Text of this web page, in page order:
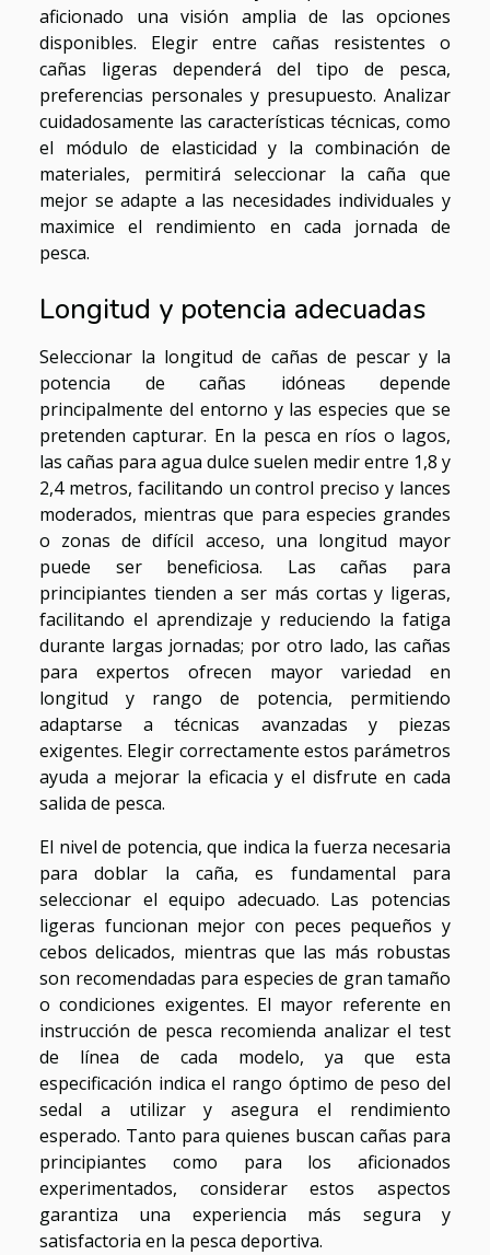
aficionado una visión amplia de las opciones
disponibles. Elegir entre cañas resistentes o
cañas ligeras dependerá del tipo de pesca,
preferencias personales y presupuesto. Analizar
cuidadosamente las características técnicas, como
el módulo de elasticidad y la combinación de
materiales, permitirá seleccionar la caña que
mejor se adapte a las necesidades individuales y
maximice el rendimiento en cada jornada de
pesca.
Longitud y potencia adecuadas
Seleccionar la longitud de cañas de pescar y la
potencia de cañas idóneas depende
principalmente del entorno y las especies que se
pretenden capturar. En la pesca en ríos o lagos,
las cañas para agua dulce suelen medir entre 1,8 y
2,4 metros, facilitando un control preciso y lances
moderados, mientras que para especies grandes
o zonas de difícil acceso, una longitud mayor
puede ser beneficiosa. Las cañas para
principiantes tienden a ser más cortas y ligeras,
facilitando el aprendizaje y reduciendo la fatiga
durante largas jornadas; por otro lado, las cañas
para expertos ofrecen mayor variedad en
longitud y rango de potencia, permitiendo
adaptarse a técnicas avanzadas y piezas
exigentes. Elegir correctamente estos parámetros
ayuda a mejorar la eficacia y el disfrute en cada
salida de pesca.
El nivel de potencia, que indica la fuerza necesaria
para doblar la caña, es fundamental para
seleccionar el equipo adecuado. Las potencias
ligeras funcionan mejor con peces pequeños y
cebos delicados, mientras que las más robustas
son recomendadas para especies de gran tamaño
o condiciones exigentes. El mayor referente en
instrucción de pesca recomienda analizar el test
de línea de cada modelo, ya que esta
especificación indica el rango óptimo de peso del
sedal a utilizar y asegura el rendimiento
esperado. Tanto para quienes buscan cañas para
principiantes como para los aficionados
experimentados, considerar estos aspectos
garantiza una experiencia más segura y
satisfactoria en la pesca deportiva.